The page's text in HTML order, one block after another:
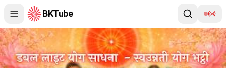
BKTube
LIVE: क्रोध मुक्त कैसे बनें & योग - राजयोगिनी डॉ. सविता दीदी || 21/5/